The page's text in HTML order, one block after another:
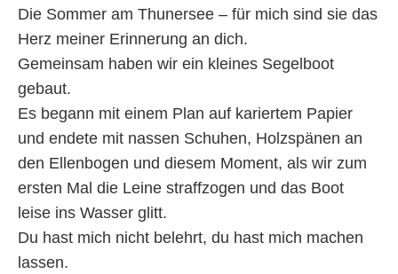
Die Sommer am Thunersee – für mich sind sie das
Herz meiner Erinnerung an dich.
Gemeinsam haben wir ein kleines Segelboot
gebaut.
Es begann mit einem Plan auf kariertem Papier
und endete mit nassen Schuhen, Holzspänen an
den Ellenbogen und diesem Moment, als wir zum
ersten Mal die Leine straffzogen und das Boot
leise ins Wasser glitt.
Du hast mich nicht belehrt, du hast mich machen
lassen.